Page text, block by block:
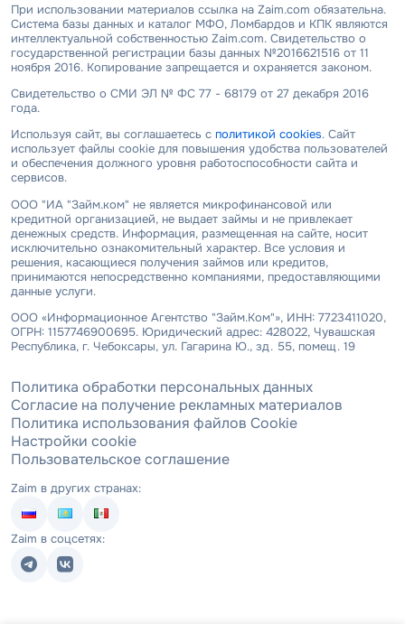
При использовании материалов ссылка на Zaim.com обязательна.
Система базы данных и каталог МФО, Ломбардов и КПК являются
интеллектуальной собственностью Zaim.com. Свидетельство о
государственной регистрации базы данных №2016621516 от 11
ноября 2016. Копирование запрещается и охраняется законом.
Свидетельство о СМИ ЭЛ № ФС 77 - 68179 от 27 декабря 2016
года.
Используя сайт, вы соглашаетесь с политикой cookies. Сайт
использует файлы cookie для повышения удобства пользователей
и обеспечения должного уровня работоспособности сайта и
сервисов.
ООО "ИА "Займ.ком" не является микрофинансовой или
кредитной организацией, не выдает займы и не привлекает
денежных средств. Информация, размещенная на сайте, носит
исключительно ознакомительный характер. Все условия и
решения, касающиеся получения займов или кредитов,
принимаются непосредственно компаниями, предоставляющими
данные услуги.
ООО «Информационное Агентство "Займ.Ком"», ИНН: 7723411020,
ОГРН: 1157746900695. Юридический адрес: 428022, Чувашская
Республика, г. Чебоксары, ул. Гагарина Ю., зд. 55, помещ. 19
Политика обработки персональных данных
Согласие на получение рекламных материалов
Политика использования файлов Cookie
Настройки cookie
Пользовательское соглашение
Zaim в других странах:
Zaim в соцсетях: